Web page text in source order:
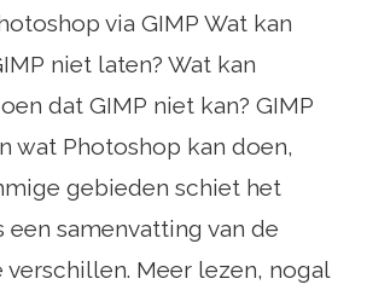
via GIMP Wat kan
niet laten? Wat kan
dat GIMP niet kan? GIMP
wat Photoshop kan doen,
gebieden schiet het
een samenvatting van de
Meer lezen, nogal